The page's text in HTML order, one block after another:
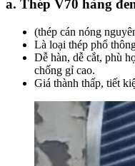
a. Thép V70 hàng
(thép cán nóng
Là loại thép phổ
Dễ hàn, dễ cắt, phù
chống gỉ cao.
Giá thành thấp, tiết